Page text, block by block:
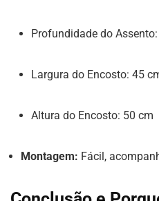
Profundidade do
Largura do Encosto: 45
Altura do Encosto: 50 cm
Montagem: Fácil,